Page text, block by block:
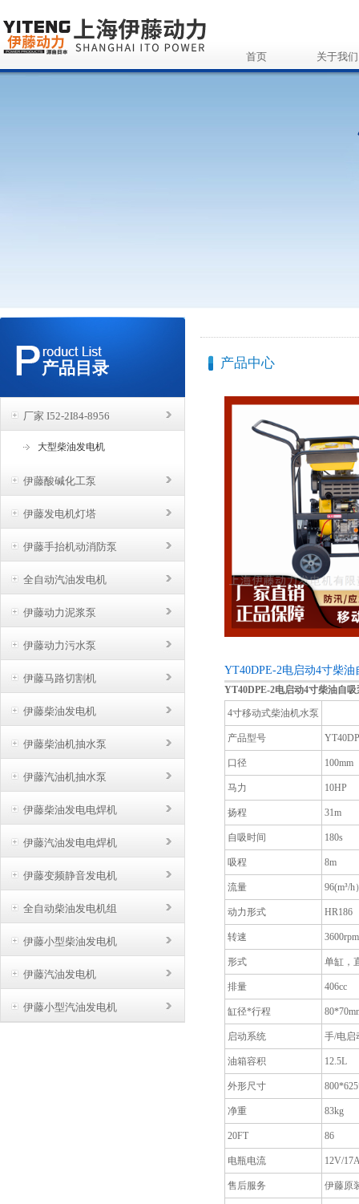
首页 关于我们
产品目录
厂家 I52-2I84-8956
大型柴油发电机
伊藤酸碱化工泵
伊藤发电机灯塔
伊藤手抬机动消防泵
全自动汽油发电机
伊藤动力泥浆泵
伊藤动力污水泵
伊藤马路切割机
伊藤柴油发电机
伊藤柴油机抽水泵
伊藤汽油机抽水泵
伊藤柴油发电电焊机
伊藤汽油发电电焊机
伊藤变频静音发电机
全自动柴油发电机组
伊藤小型柴油发电机
伊藤汽油发电机
伊藤小型汽油发电机
产品中心
YT40DPE-2电启动4寸柴
YT40DPE-2电启动4寸柴油自吸
4寸移动式柴油机水泵
产品型号
口径 100mm
马力 10HP
扬程 31m
自吸时间 180s
吸程 8m
流量 96(m³/h
动力形式 HR186
转速 3600rpm
形式 单缸，
排量 406cc
缸径*行程
启动系统 手/电启
油箱容积 12.5L
外形尺寸
净重 83kg
20FT 86
电瓶电流 12V/
售后服务 伊藤原